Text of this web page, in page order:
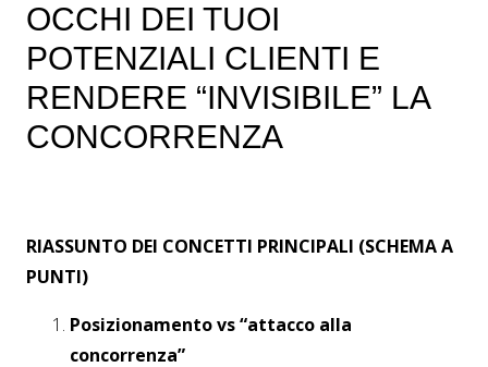
OCCHI DEI TUOI
POTENZIALI CLIENTI E
RENDERE “INVISIBILE” LA
CONCORRENZA
RIASSUNTO DEI CONCETTI PRINCIPALI (SCHEMA A
PUNTI)
Posizionamento vs “attacco alla
concorrenza”